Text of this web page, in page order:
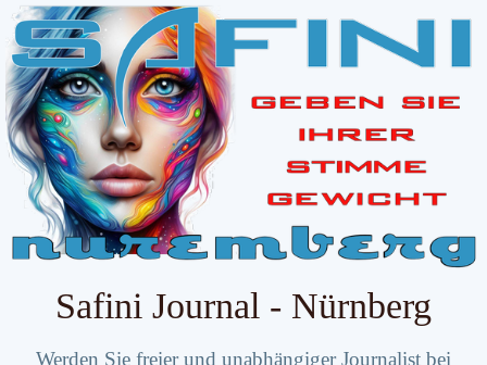
Safini Journal - Nürnberg
Werden Sie freier und unabhängiger Journalist bei